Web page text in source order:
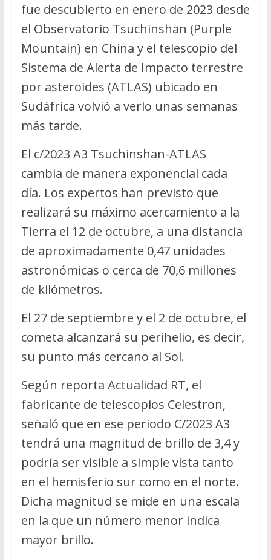
fue descubierto en enero de 2023 desde
el Observatorio Tsuchinshan (Purple
Mountain) en China y el telescopio del
Sistema de Alerta de Impacto terrestre
por asteroides (ATLAS) ubicado en
Sudáfrica volvió a verlo unas semanas
más tarde.
El c/2023 A3 Tsuchinshan-ATLAS
cambia de manera exponencial cada
día. Los expertos han previsto que
realizará su máximo acercamiento a la
Tierra el 12 de octubre, a una distancia
de aproximadamente 0,47 unidades
astronómicas o cerca de 70,6 millones
de kilómetros.
El 27 de septiembre y el 2 de octubre, el
cometa alcanzará su perihelio, es decir,
su punto más cercano al Sol.
Según reporta Actualidad RT, el
fabricante de telescopios Celestron,
señaló que en ese periodo C/2023 A3
tendrá una magnitud de brillo de 3,4 y
podría ser visible a simple vista tanto
en el hemisferio sur como en el norte.
Dicha magnitud se mide en una escala
en la que un número menor indica
mayor brillo.